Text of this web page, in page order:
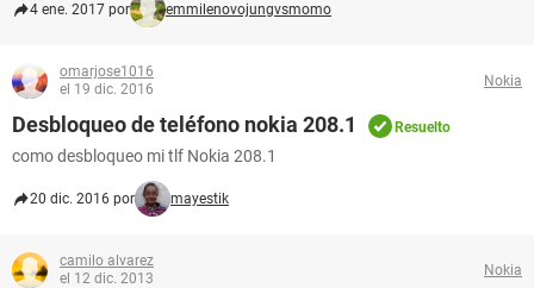
4 ene. 2017 por emmilenovojungvsmomo
omarjose1016
el 19 dic. 2016
Nokia
Desbloqueo de teléfono nokia 208.1 Resuelto
como desbloqueo mi tlf Nokia 208.1
20 dic. 2016 por mayestik
camilo alvarez
el 12 dic. 2013
Nokia